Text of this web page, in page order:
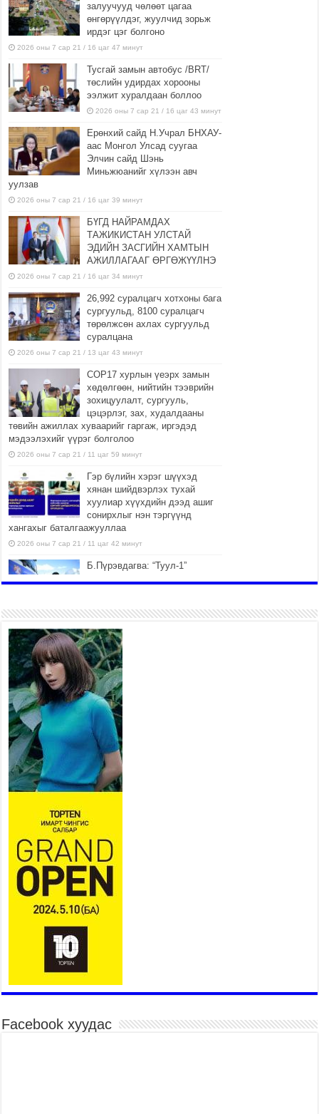
залуучууд чөлөөт цагаа
өнгөрүүлдэг, жуулчид зорьж
ирдэг цэг болгоно
2026 оны 7 сар 21 / 16 цаг 47 минут
Тусгай замын автобус /BRT/
төслийн удирдах хорооны
ээлжит хуралдаан боллоо
2026 оны 7 сар 21 / 16 цаг 43 минут
Ерөнхий сайд Н.Учрал БНХАУ-
аас Монгол Улсад суугаа
Элчин сайд Шэнь
Миньжюанийг хүлээн авч
уулзав
2026 оны 7 сар 21 / 16 цаг 39 минут
БҮГД НАЙРАМДАХ
ТАЖИКИСТАН УЛСТАЙ
ЭДИЙН ЗАСГИЙН ХАМТЫН
АЖИЛЛАГААГ ӨРГӨЖҮҮЛНЭ
2026 оны 7 сар 21 / 16 цаг 34 минут
26,992 суралцагч хотхоны бага
сургуульд, 8100 суралцагч
төрөлжсөн ахлах сургуульд
суралцана
2026 оны 7 сар 21 / 13 цаг 43 минут
COP17 хурлын үеэрх замын
хөдөлгөөн, нийтийн тээврийн
зохицуулалт, сургууль,
цэцэрлэг, зах, худалдааны
төвийн ажиллах хуваарийг гаргаж, иргэдэд
мэдээлэхийг үүрэг болголоо
2026 оны 7 сар 21 / 11 цаг 59 минут
Гэр бүлийн хэрэг шүүхэд
хянан шийдвэрлэх тухай
хуулиар хүүхдийн дээд ашиг
сонирхлыг нэн тэргүүнд
хангахыг баталгаажууллаа
2026 оны 7 сар 21 / 11 цаг 42 минут
Б.Пүрэвдагва: “Туул-1”
2026 оны 7 сар 21 / 10 цаг 15 минут
НИЙСЛЭЛ, АЙМГИЙН УДИРДЛАГУУДЫН
АЖЛЫГ ХҮНД СУРТЛЫГ БУУРУУЛЖ, ИРГЭД,
АЖ АХУЙН НЭГЖИЙН АЧААГ ХЭРХЭН
ХӨНГӨЛСНӨӨР ДҮГНЭНЭ
2026 оны 7 сар 21 / 10 цаг 09 минут
Байнгын хорооны дарга М.Мандхай Цөлжилттэй
тэмцэх тухай НҮБ-ын конвенцын талуудын 17
дугаар бага хурал (СОР17)-ын бэлтгэл ажлын
явцтай танилцлаа
2026 оны 7 сар 21 / 10 цаг 03 минут
Б.Пүрэвдагва: Бүтээн байгуулалтын аливаа
ажил инженерийн хангамжийн байгууллагуудын
уялдаа холбоогүйгээс саатах ёсгүй
2026 оны 7 сар 20 / 17 цаг 21 минут
“Сэлбэ 20 минутын хот” төслийн анхны 12
давхар барилгын үндсэн карказ, цутгалтын ажил
дууслаа
2026 оны 7 сар 20 / 17 цаг 17 минут
бүхий тээврийн хэрэгсэлтэй холбоотой
нийслэлийн засаг дарга захирамж гаргалаа
2026 оны 7 сар 20 / 17 цаг 11 минут
Төв цэвэрлэх байгууламжид хоногт дунджаар 3
тонн хатуу хог хаягдал ирж байна
“Эхийн алдар” одонгийн шаардлагыг
Facebook хуудас